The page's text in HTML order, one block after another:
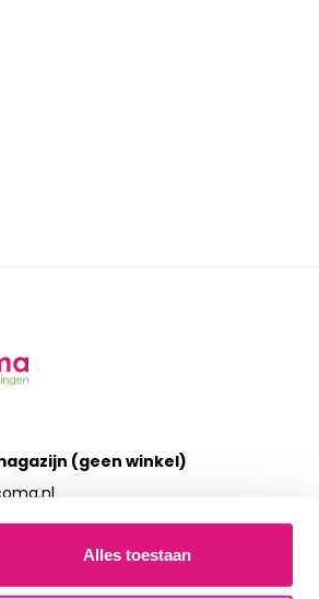
Alles toestaan
(geen winkel)
van maandag t/m donderdag: 09:30